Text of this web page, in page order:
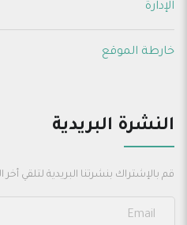
الإدارة
خارطة الموقع
النشرة البريدية
قم بالإشتراك بنشرتنا البريدية لتلقي